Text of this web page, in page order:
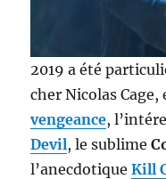
2019 a été
cher Nicolas
vengeance,
Devil, le sublime
l’anecdotiqueKill